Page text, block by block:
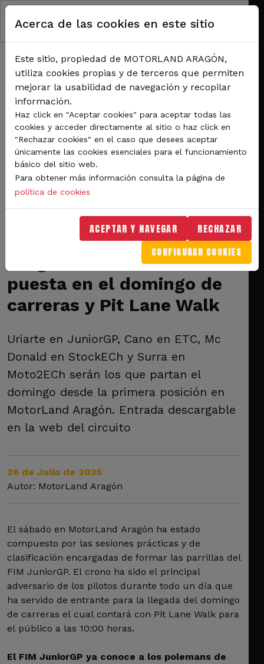
Pasar al contenido principal
RUTA DE NAVEGACIÓN
El FIM JuniorGP reparte las poles en MotorLand Aragón con la mirada puesta
en el domingo de carreras y Pit Lane Walk
Competiciones
El FIM JuniorGP reparte
las poles en MotorLand
Aragón con la mirada
puesta en el domingo de
carreras y Pit Lane Walk
Uriarte en JuniorGP, Cano en ETC, Mc
Donald en StockECh y Surra en
Moto2ECh serán los que partan el
domingo desde la primera posición en
MotorLand Aragón. Entrada descargable
en la web del circuito
26 de Julio de 2025
Autor: MotorLand Aragón
El sábado en MotorLand Aragón ha estado
compuesto por las sesiones prácticas y de
clasificación encargadas de formar las parrillas del
FIM JuniorGP. El crono ha sido el principal
adversario de los pilotos durante todo un día que
ha servido de entrante para la llegada del domingo
de carreras el cual contará con Pit Lane Walk para
el público a las 10:00 horas.
El FIM JuniorGP ya conoce a los polemans de
Acerca de las cookies en este sitio
Este sitio, propiedad de MOTORLAND ARAGÓN,
utiliza cookies propias y de terceros que permiten
mejorar la usabilidad de navegación y recopilar
información.
Haz click en "Aceptar cookies" para aceptar todas las
cookies y acceder directamente al sitio o haz click en
"Rechazar cookies" en el caso que desees aceptar
únicamente las cookies esenciales para el funcionamiento
básico del sitio web.
Para obtener más información consulta la página de
política de cookies
ACEPTAR Y NAVEGAR RECHAZAR
CONFIGURAR COOKIES